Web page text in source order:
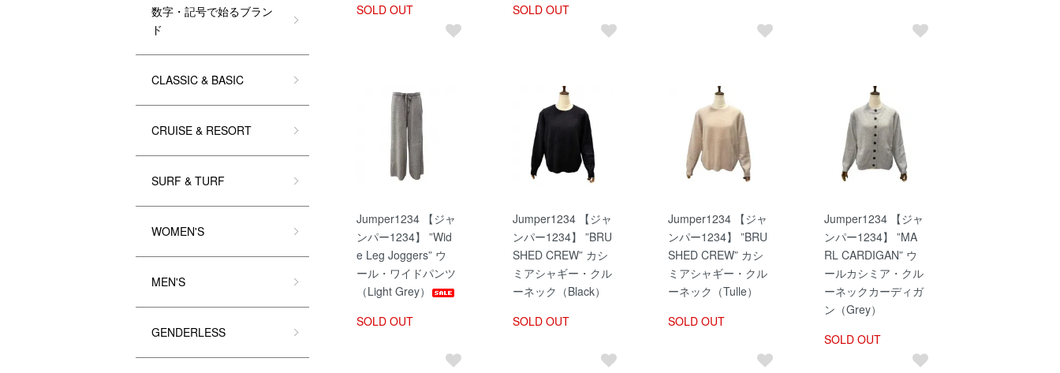
SOLD OUT SOLD OUT
Jumper1234 【ジャ
ンパー1234】 ”Wid
e Leg Joggers” ウ
ール・ワイドパンツ
（Light Grey）
SOLD OUT
Jumper1234 【ジャ
ンパー1234】 ”BRU
SHED CREW” カシ
ミアシャギー・クル
ーネック（Black）
SOLD OUT
Jumper1234 【ジャ
ンパー1234】 ”BRU
SHED CREW” カシ
ミアシャギー・クル
ーネック（Tulle）
SOLD OUT
Jumper1234 【ジャ
ンパー1234】 ”MA
RL CARDIGAN” ウ
ールカシミア・クル
ーネックカーディガ
ン（Grey）
SOLD OUT
数字・記号で始るブラン
ド
CLASSIC & BASIC
CRUISE & RESORT
SURF & TURF
WOMEN'S
MEN'S
GENDERLESS